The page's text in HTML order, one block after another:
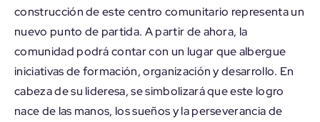
construcción de este centro comunitario representa un
nuevo punto de partida. A partir de ahora, la
comunidad podrá contar con un lugar que albergue
iniciativas de formación, organización y desarrollo. En
cabeza de su lideresa, se simbolizará que este logro
nace de las manos, los sueños y la perseverancia de